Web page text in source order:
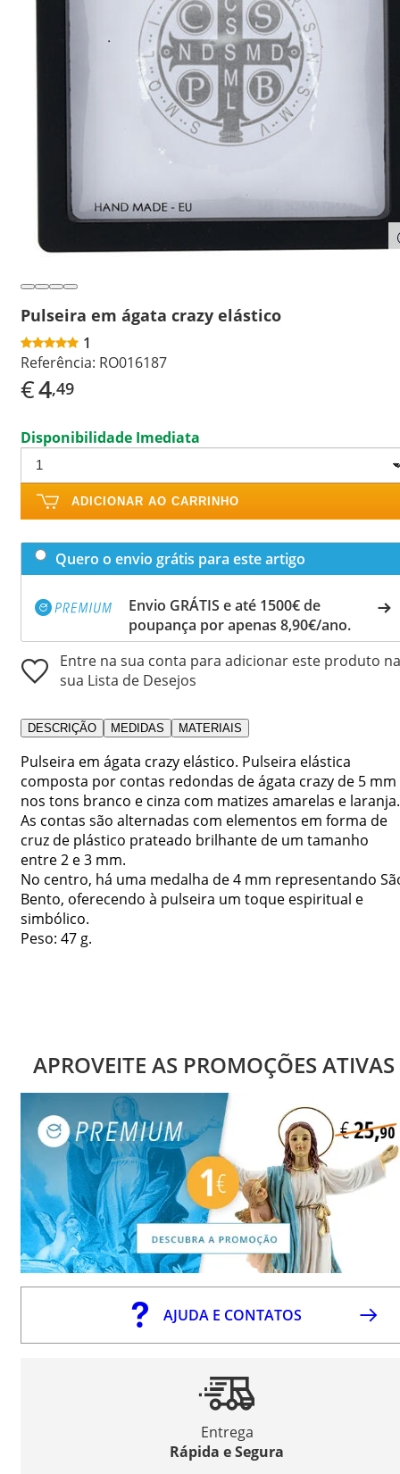
Pulseira em ágata crazy elástico
1
Referência: RO016187
€4,49
Disponibilidade Imediata
ADICIONAR AO CARRINHO
Quero o envio grátis para este artigo
Envio GRÁTIS e até 1500€ de
poupança por apenas 8,90€/ano.
Entre na sua conta para adicionar este produto na
sua Lista de Desejos
DESCRIÇÃO MEDIDAS MATERIAIS
Pulseira em ágata crazy elástico. Pulseira elástica
composta por contas redondas de ágata crazy de 5 mm
nos tons branco e cinza com matizes amarelas e laranja.
As contas são alternadas com elementos em forma de
cruz de plástico prateado brilhante de um tamanho
entre 2 e 3 mm.
No centro, há uma medalha de 4 mm representando
Bento, oferecendo à pulseira um toque espiritual e
simbólico.
Peso: 47 g.
APROVEITE AS PROMOÇÕES ATIVAS
AJUDA E CONTATOS
Entrega
Rápida e Segura